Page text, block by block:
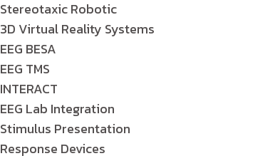
Stereotaxic Robotic
3D Virtual Reality Systems
EEG BESA
EEG TMS
INTERACT
EEG Lab Integration
Stimulus Presentation
Response Devices